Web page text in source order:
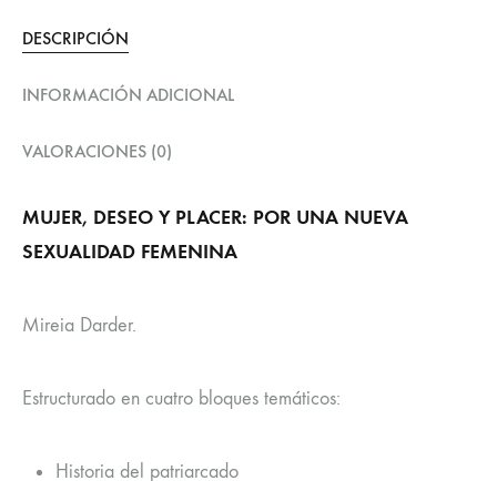
DESCRIPCIÓN
INFORMACIÓN ADICIONAL
VALORACIONES (0)
MUJER, DESEO Y PLACER: POR UNA NUEVA
SEXUALIDAD FEMENINA
Mireia Darder.
Estructurado en cuatro bloques temáticos:
Historia del patriarcado